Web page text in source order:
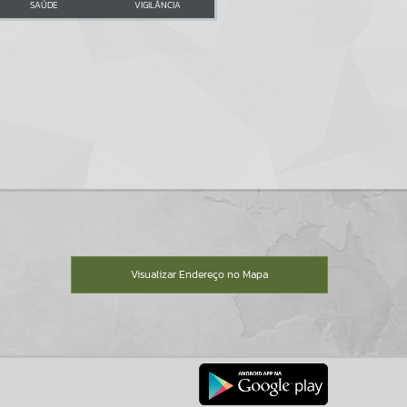
SAÚDE VIGILÂNCIA
Visualizar Endereço no Mapa